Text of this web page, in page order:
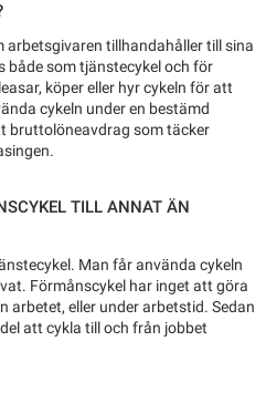
arbetsgivaren tillhandahåller till sina
både som tjänstecykel och för
köper eller hyr cykeln för att
cykeln under en bestämd
bruttolöneavdrag som täcker
TILL ANNAT ÄN
Man får använda cykeln
Förmånscykel har inget att göra
arbetet, eller under arbetstid. Sedan
att cykla till och från jobbet